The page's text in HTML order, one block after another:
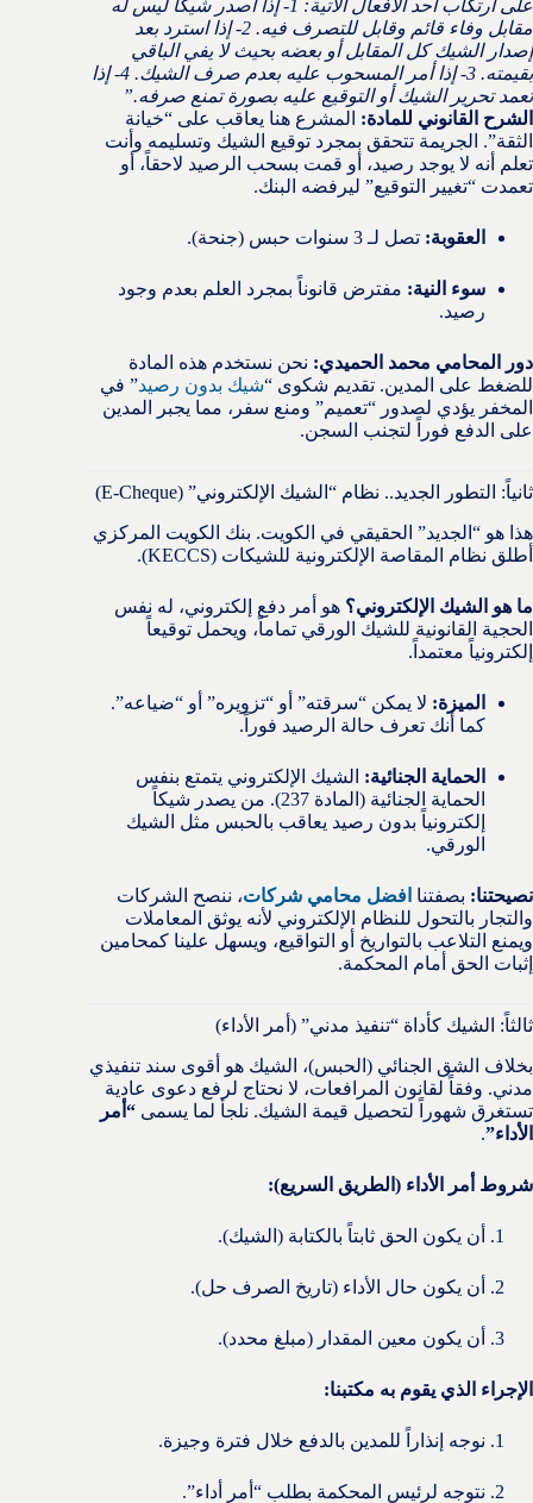
على ارتكاب أحد الأفعال الآتية: 1- إذا أصدر شيكاً ليس له
مقابل وفاء قائم وقابل للتصرف فيه. 2- إذا استرد بعد
إصدار الشيك كل المقابل أو بعضه بحيث لا يفي الباقي
بقيمته. 3- إذا أمر المسحوب عليه بعدم صرف الشيك. 4- إذا
تعمد تحرير الشيك أو التوقيع عليه بصورة تمنع صرفه.”
الشرح القانوني للمادة: المشرع هنا يعاقب على “خيانة
الثقة”. الجريمة تتحقق بمجرد توقيع الشيك وتسليمه وأنت
تعلم أنه لا يوجد رصيد، أو قمت بسحب الرصيد لاحقاً، أو
تعمدت “تغيير التوقيع” ليرفضه البنك.
العقوبة: تصل لـ 3 سنوات حبس (جنحة).
سوء النية: مفترض قانوناً بمجرد العلم بعدم وجود
رصيد.
دور المحامي محمد الحميدي: نحن نستخدم هذه المادة
للضغط على المدين. تقديم شكوى “شيك بدون رصيد” في
المخفر يؤدي لصدور “تعميم” ومنع سفر، مما يجبر المدين
على الدفع فوراً لتجنب السجن.
ثانياً: التطور الجديد.. نظام “الشيك الإلكتروني” (E-Cheque)
هذا هو “الجديد” الحقيقي في الكويت. بنك الكويت المركزي
أطلق نظام المقاصة الإلكترونية للشيكات (KECCS).
ما هو الشيك الإلكتروني؟ هو أمر دفع إلكتروني، له نفس
الحجية القانونية للشيك الورقي تماماً، ويحمل توقيعاً
إلكترونياً معتمداً.
الميزة: لا يمكن “سرقته” أو “تزويره” أو “ضياعه”.
كما أنك تعرف حالة الرصيد فوراً.
الحماية الجنائية: الشيك الإلكتروني يتمتع بنفس
الحماية الجنائية (المادة 237). من يصدر شيكاً
إلكترونياً بدون رصيد يعاقب بالحبس مثل الشيك
الورقي.
نصيحتنا: بصفتنا افضل محامي شركات، ننصح الشركات
والتجار بالتحول للنظام الإلكتروني لأنه يوثق المعاملات
ويمنع التلاعب بالتواريخ أو التواقيع، ويسهل علينا كمحامين
إثبات الحق أمام المحكمة.
ثالثاً: الشيك كأداة “تنفيذ مدني” (أمر الأداء)
بخلاف الشق الجنائي (الحبس)، الشيك هو أقوى سند تنفيذي
مدني. وفقاً لقانون المرافعات، لا نحتاج لرفع دعوى عادية
تستغرق شهوراً لتحصيل قيمة الشيك. نلجأ لما يسمى “أمر
الأداء”.
شروط أمر الأداء (الطريق السريع):
أن يكون الحق ثابتاً بالكتابة (الشيك).
أن يكون حال الأداء (تاريخ الصرف حل).
أن يكون معين المقدار (مبلغ محدد).
الإجراء الذي يقوم به مكتبنا:
نوجه إنذاراً للمدين بالدفع خلال فترة وجيزة.
نتوجه لرئيس المحكمة بطلب “أمر أداء”.